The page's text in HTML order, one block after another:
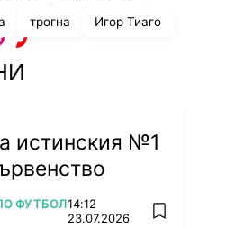
трогна Игор Тиаго
истинския №1
ФУТБОЛ14:12
23.07.2026
add